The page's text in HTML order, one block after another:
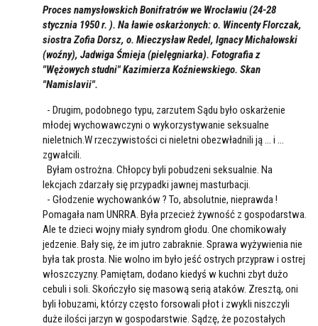
Proces namysłowskich Bonifratrów we Wrocławiu (24-28
stycznia 1950 r. ). Na ławie oskarżonych: o. Wincenty Florczak,
siostra Zofia Dorsz, o. Mieczysław Redel, Ignacy Michałowski
(woźny), Jadwiga Śmieja (pielęgniarka). Fotografia z
"Wężowych studni" Kazimierza Koźniewskiego. Skan
"Namislavii".
- Drugim, podobnego typu, zarzutem Sądu było oskarżenie
młodej wychowawczyni o wykorzystywanie seksualne
nieletnich.W rzeczywistości ci nieletni obezwładnili ją ... i ...
zgwałcili.
Byłam ostrożna. Chłopcy byli pobudzeni seksualnie. Na
lekcjach zdarzały się przypadki jawnej masturbacji.
- Głodzenie wychowanków ? To, absolutnie, nieprawda !
Pomagała nam UNRRA. Była przecież żywność z gospodarstwa.
Ale te dzieci wojny miały syndrom głodu. One chomikowały
jedzenie. Bały się, że im jutro zabraknie. Sprawa wyżywienia nie
była tak prosta. Nie wolno im było jeść ostrych przypraw i ostrej
włoszczyzny. Pamiętam, dodano kiedyś w kuchni zbyt dużo
cebuli i soli. Skończyło się masową serią ataków. Zresztą, oni
byli łobuzami, którzy często forsowali płot i zwykli niszczyli
duże ilości jarzyn w gospodarstwie. Sądzę, że pozostałych